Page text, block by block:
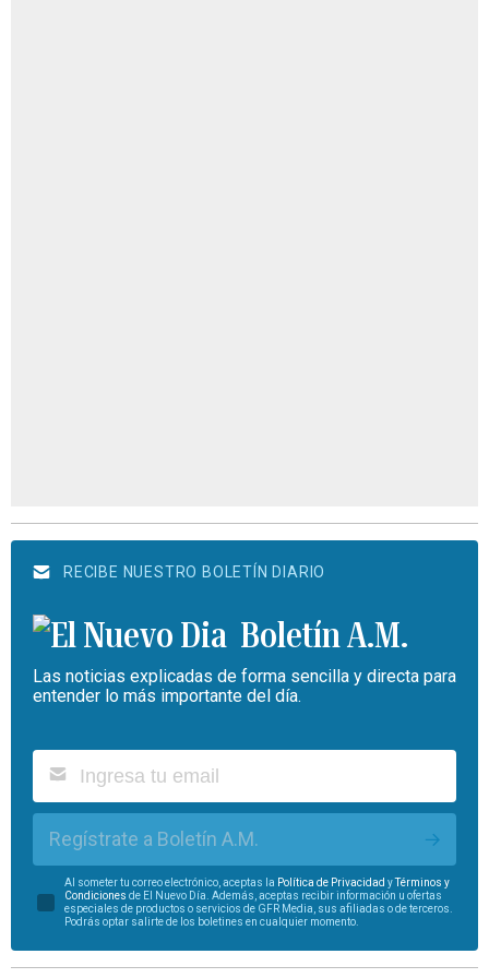
RECIBE NUESTRO BOLETÍN DIARIO
Boletín A.M.
Las noticias explicadas de forma sencilla y directa para
entender lo más importante del día.
Regístrate a Boletín A.M.
Al someter tu correo electrónico, aceptas la Política de Privacidad yTérminos y
Condiciones de El Nuevo Día. Además, aceptas recibir información u ofertas
especiales de productos o servicios de GFR Media, sus afiliadas o de terceros.
Podrás optar salirte de los boletines en cualquier momento.